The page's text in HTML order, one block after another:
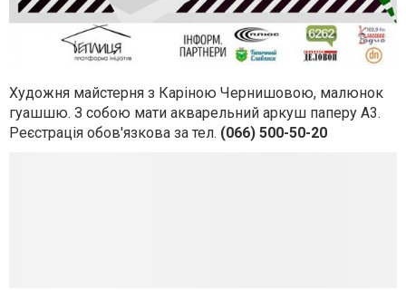
Художня майстерня з Каріною Чернишовою, малюнок
гуашшю. З собою мати акварельний аркуш паперу А3.
Реєстрація обов'язкова за тел. (066) 500-50-20